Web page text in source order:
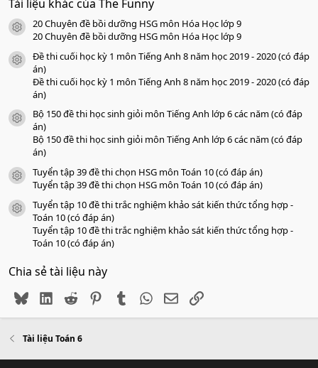
0
s
a
o
Tài liệu khác của The Funny
icon tài liệu
20 Chuyên đề bồi dưỡng HSG môn Hóa Học lớp 9
20 Chuyên đề bồi dưỡng HSG môn Hóa Học lớp 9
icon tài liệu
Đề thi cuối học kỳ 1 môn Tiếng Anh 8 năm học 2019 - 2020 (có đáp
án)
Đề thi cuối học kỳ 1 môn Tiếng Anh 8 năm học 2019 - 2020 (có đáp
án)
icon tài liệu
Bộ 150 đề thi học sinh giỏi môn Tiếng Anh lớp 6 các năm (có đáp
án)
Bộ 150 đề thi học sinh giỏi môn Tiếng Anh lớp 6 các năm (có đáp
án)
icon tài liệu
Tuyển tập 39 đề thi chọn HSG môn Toán 10 (có đáp án)
Tuyển tập 39 đề thi chọn HSG môn Toán 10 (có đáp án)
icon tài liệu
Tuyển tập 10 đề thi trắc nghiệm khảo sát kiến thức tổng hợp -
Toán 10 (có đáp án)
Tuyển tập 10 đề thi trắc nghiệm khảo sát kiến thức tổng hợp -
Toán 10 (có đáp án)
Chia sẻ tài liệu này
BlueskyLinkedIn
Reddit PinterestTumblr WhatsApp
EmailLink
Tài liệu Toán 6